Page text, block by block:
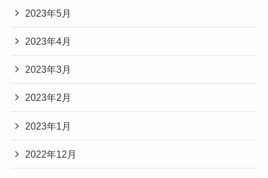
2023年5月
2023年4月
2023年3月
2023年2月
2023年1月
2022年12月